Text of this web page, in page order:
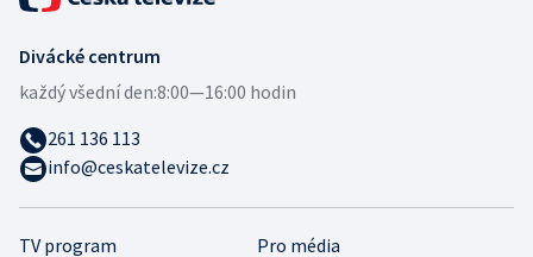
TV program Pro média
Divácké centrum
každý všední den:8:00—16:00 hodin
261 136 113
info@ceskatelevize.cz